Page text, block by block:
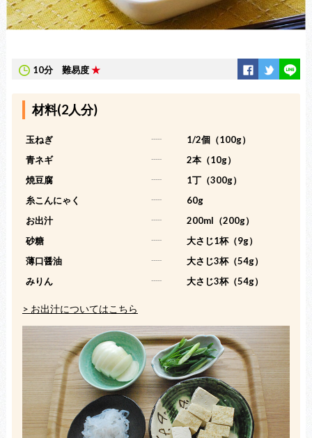
10分 難易度★
材料(2人分)
玉ねぎ -----
1/2個（100g）
青ネギ
-----
2本（10g）
焼豆腐
-----
1丁（300g）
糸こんにゃく
-----
60g
お出汁
-----
200ml（200g）
砂糖
-----
大さじ1杯（9g）
薄口醤油
-----
大さじ3杯（54g）
みりん
----- 大さじ3杯（54g）
> お出汁についてはこちら